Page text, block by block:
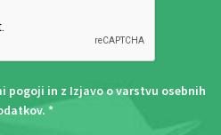
pogoji in z Izjavo o varstvu osebnih
. *